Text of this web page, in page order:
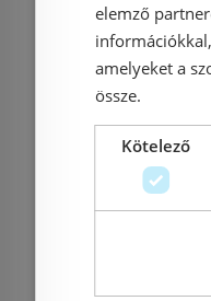
Cikkszám:
34 306 Ft
elemző
amelyeket a
össze.
Kötelező